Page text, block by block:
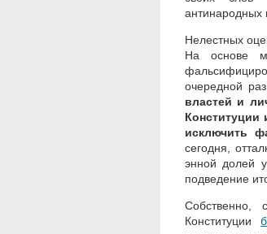
антинародных
Нелестных
На основе
очередной
властей и
Конституции
исключить
сегодня,
энной долей
подведение
Конституции